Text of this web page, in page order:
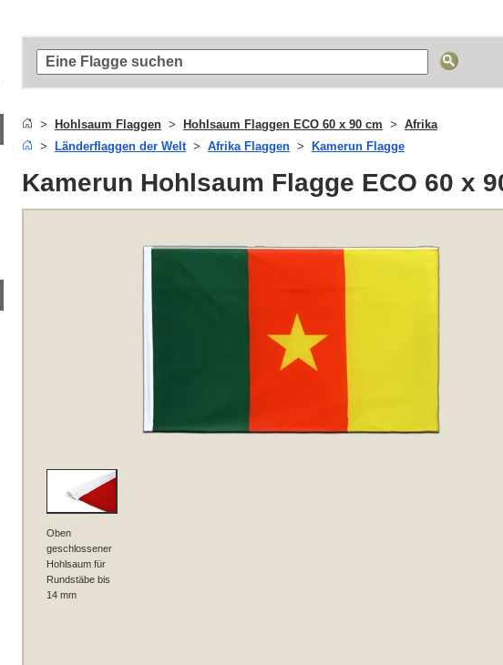
Hohlsaum Flaggen Hohlsaum Flaggen ECO 60 x 90 cm
Afrika
Länderflaggen der Welt
Afrika Flaggen Kamerun Flagge
Kamerun Hohlsaum Flagge ECO 60 x
Oben
geschlossener
Hohlsaum für
Rundstäbe bis
14 mm